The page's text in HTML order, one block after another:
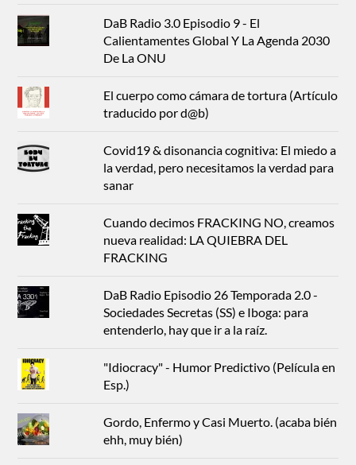
DaB Radio 3.0 Episodio 9 - El
Calientamentes Global Y La Agenda 2030
De La ONU
El cuerpo como cámara de tortura (Artículo
traducido por d@b)
Covid19 & disonancia cognitiva: El miedo a
la verdad, pero necesitamos la verdad para
sanar
Cuando decimos FRACKING NO, creamos
nueva realidad: LA QUIEBRA DEL
FRACKING
DaB Radio Episodio 26 Temporada 2.0 -
Sociedades Secretas (SS) e Iboga: para
entenderlo, hay que ir a la raíz.
"Idiocracy" - Humor Predictivo (Película en
Esp.)
Gordo, Enfermo y Casi Muerto. (acaba bién
ehh, muy bién)